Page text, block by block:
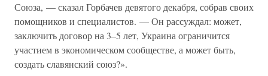
Союза, — сказал Горбачев девятого декабря, собрав своих
помощников и специалистов. — Он рассуждал: может,
заключить договор на 3–5 лет, Украина ограничится
участием в экономическом сообществе, а может быть,
создать славянский союз?».